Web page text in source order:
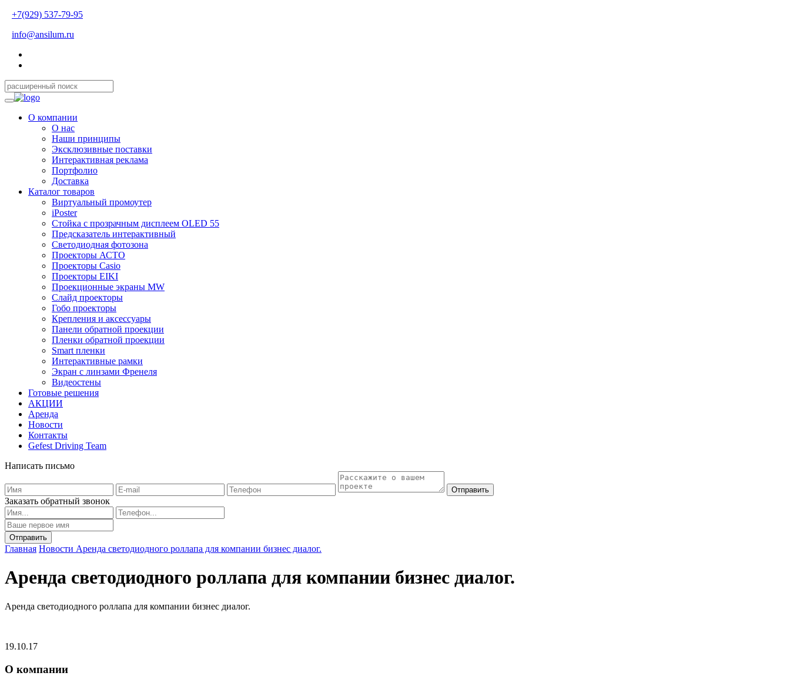
+7(929) 537-79-95
info@ansilum.ru
О компании
О нас
Наши принципы
Эксклюзивные поставки
Интерактивная реклама
Портфолио
Доставка
Каталог товаров
Виртуальный промоутер
iPoster
Стойка с прозрачным дисплеем OLED 55
Предсказатель интерактивный
Светодиодная фотозона
Проекторы АСТО
Проекторы Casio
Проекторы EIKI
Проекционные экраны MW
Слайд проекторы
Гобо проекторы
Крепления и аксессуары
Панели обратной проекции
Пленки обратной проекции
Smart пленки
Интерактивные рамки
Экран с линзами Френеля
Видеостены
Готовые решения
АКЦИИ
Аренда
Новости
Контакты
Gefest Driving Team
Написать письмо
Отправить
Заказать обратный звонок
Главная Новости Аренда светодиодного роллапа для компании бизнес диалог.
Аренда светодиодного роллапа для компании бизнес диалог.
Аренда светодиодного роллапа для компании бизнес диалог.
19.10.17
О компании